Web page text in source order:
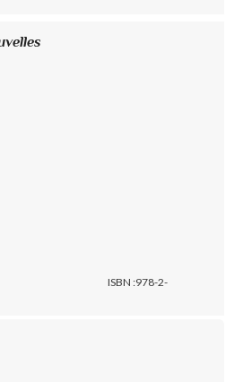
ISBN :978-2-